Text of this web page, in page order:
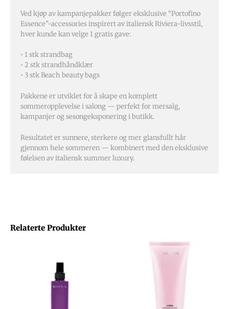
Relaterte Produkter
Ved kjøp av kampanjepakker følger eksklusive “Portofino
Essence”-accessories inspirert av italiensk Riviera-livsstil,
hver kunde kan velge 1 gratis gave:
• 1 stk strandbag
• 2 stk strandhåndklær
• 3 stk Beach beauty bags
Pakkene er utviklet for å skape en komplett
sommeropplevelse i salong — perfekt for mersalg,
kampanjer og sesongeksponering i butikk.
Resultatet er sunnere, sterkere og mer glansfullt hår
gjennom hele sommeren — kombinert med den eksklusive
følelsen av italiensk summer luxury.